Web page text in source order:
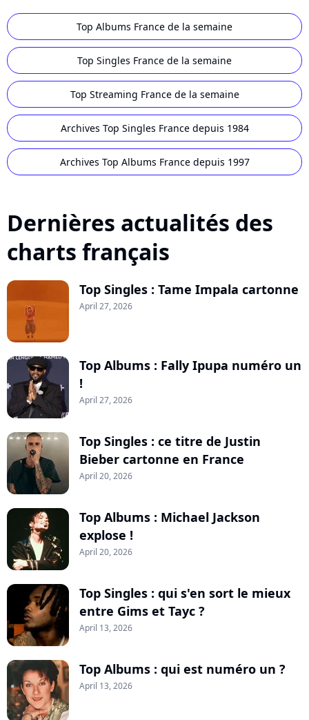
Top Albums France de la semaine
Top Singles France de la semaine
Top Streaming France de la semaine
Archives Top Singles France depuis 1984
Archives Top Albums France depuis 1997
Dernières actualités des
charts français
Top Singles : Tame Impala cartonne
April 27, 2026
Top Albums : Fally Ipupa numéro un
!
April 27, 2026
Top Singles : ce titre de Justin
Bieber cartonne en France
April 20, 2026
Top Albums : Michael Jackson
explose !
April 20, 2026
Top Singles : qui s'en sort le mieux
entre Gims et Tayc ?
April 13, 2026
Top Albums : qui est numéro un ?
April 13, 2026